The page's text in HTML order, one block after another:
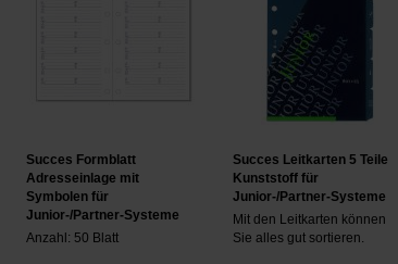
Succes Formblatt
Adresseinlage mit
Symbolen für
Junior-/Partner-Systeme
Anzahl: 50 Blatt
Succes Leitkarten 5 Teile
Kunststoff für
Junior-/Partner-Systeme
Mit den Leitkarten können
Sie alles gut sortieren.